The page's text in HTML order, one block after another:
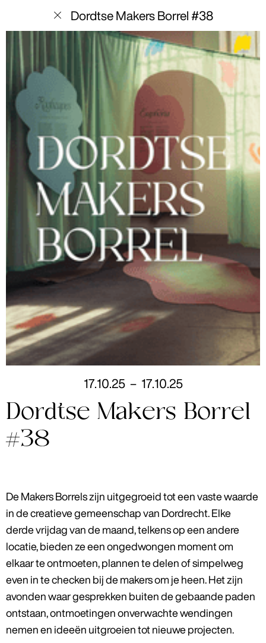
Dordtse Makers Borrel #38
17. 10 25– 17. 10 25
Dordtse Makers Borrel
#38
De Makers Borrels zijn uitgegroeid tot een vaste waarde
in de creatieve gemeenschap van Dordrecht. Elke
derde vrijdag van de maand, telkens op een andere
locatie, bieden ze een ongedwongen moment om
elkaar te ontmoeten, plannen te delen of simpelweg
even in te checken bij de makers om je heen. Het zijn
avonden waar gesprekken buiten de gebaande paden
ontstaan, ontmoetingen onverwachte wendingen
nemen en ideeën uitgroeien tot nieuwe projecten.